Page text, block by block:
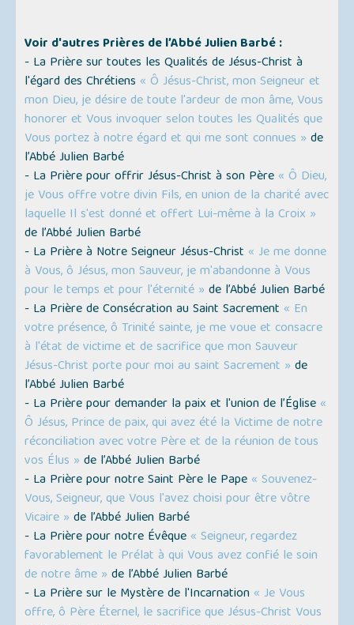
Voir d'autres Prières de l’Abbé Julien Barbé :
- La Prière sur toutes les Qualités de Jésus-Christ à
l'égard des Chrétiens « Ô Jésus-Christ, mon Seigneur et
mon Dieu, je désire de toute l'ardeur de mon âme, Vous
honorer et Vous invoquer selon toutes les Qualités que
Vous portez à notre égard et qui me sont connues » de
l’Abbé Julien Barbé
- La Prière pour offrir Jésus-Christ à son Père « Ô Dieu,
je Vous offre votre divin Fils, en union de la charité avec
laquelle Il s'est donné et offert Lui-même à la Croix »
de l’Abbé Julien Barbé
- La Prière à Notre Seigneur Jésus-Christ « Je me donne
à Vous, ô Jésus, mon Sauveur, je m'abandonne à Vous
pour le temps et pour l'éternité » de l’Abbé Julien Barbé
- La Prière de Consécration au Saint Sacrement « En
votre présence, ô Trinité sainte, je me voue et consacre
à l'état de victime et de sacrifice que mon Sauveur
Jésus-Christ porte pour moi au saint Sacrement » de
l’Abbé Julien Barbé
- La Prière pour demander la paix et l'union de l’Église «
Ô Jésus, Prince de paix, qui avez été la Victime de notre
réconciliation avec votre Père et de la réunion de tous
vos Élus » de l’Abbé Julien Barbé
- La Prière pour notre Saint Père le Pape « Souvenez-
Vous, Seigneur, que Vous l'avez choisi pour être vôtre
Vicaire » de l’Abbé Julien Barbé
- La Prière pour notre Évêque « Seigneur, regardez
favorablement le Prélat à qui Vous avez confié le soin
de notre âme » de l’Abbé Julien Barbé
- La Prière sur le Mystère de l'Incarnation « Je Vous
offre, ô Père Éternel, le sacrifice que Jésus-Christ Vous